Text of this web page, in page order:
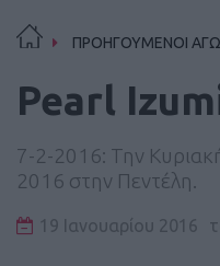
ΠΡΟΗΓΟΥΜΕΝΟΙ
Pearl
7-2-2016: Την
2016 στην Πεντέλη.
19 Ιανουαρίου 2016